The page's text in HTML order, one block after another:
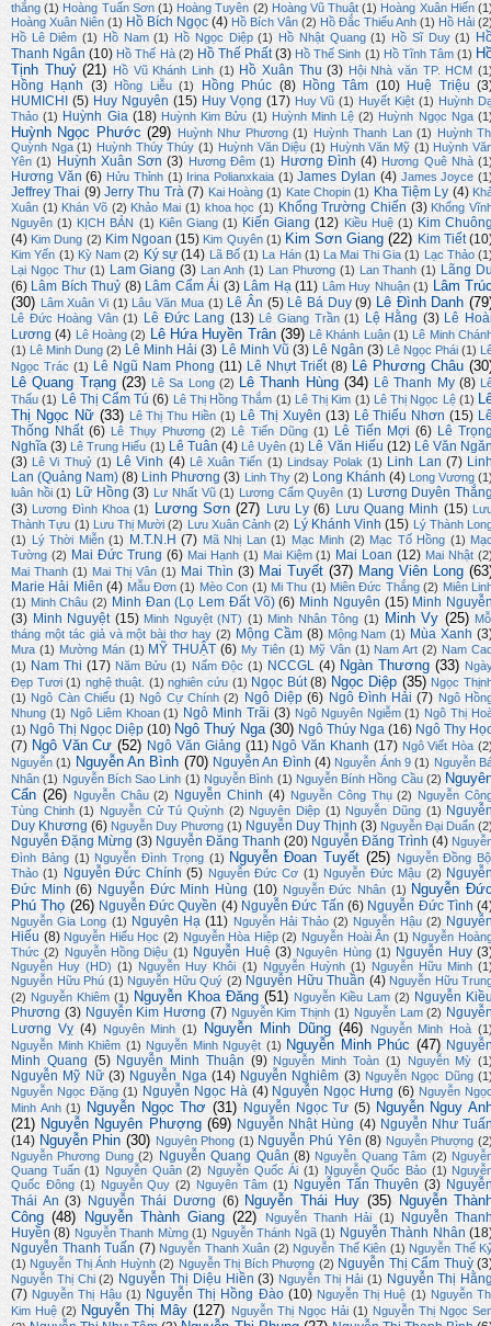
thắng (1) Hoàng Tuấn Sơn (1) Hoàng Tuyên (2) Hoàng Vũ Thuật (1) Hoàng Xuân Hiến
Hoàng Xuân Niên (1) Hồ Bích Ngọc (4) Hồ Bích Vân (2) Hồ Đắc Thiếu Anh (1) Hồ Hải
Hồ Lê Diêm (1) Hồ Nam (1) Hồ Ngọc Diệp (1) Hồ Nhật Quang (1) Hồ Sĩ Duy (1)
Thanh Ngân (10) Hồ Thế Hà (2) Hồ Thế Phất (3) Hồ Thế Sinh (1) Hồ Tĩnh Tâm (1)
Tịnh Thuỷ (21) Hồ Vũ Khánh Linh (1) Hồ Xuân Thu (3) Hội Nhà văn TP. HCM
Hồng Hạnh (3) Hồng Liễu (1) Hồng Phúc (8) Hồng Tâm (10) Huệ Triệu
HUMICHI
(5) Huy Nguyên (15) Huy Vọng (17) Huy Vũ (1) Huyết Kiệt (1) Huỳnh
Thảo (1) Huỳnh Gia (18) Huỳnh Kim Bửu (1) Huỳnh Minh Lệ (2) Huỳnh Ngọc Nga
Huỳnh Ngọc Phước (29) Huỳnh Như Phương (1) Huỳnh Thanh Lan (1)
Huỳnh
Quỳnh Nga (1) Huỳnh Thúy Thúy (1) Huỳnh Văn Diệu (1) Huỳnh Văn Mỹ (1) Huỳnh
Yên (1) Huỳnh Xuân Sơn (3) Hương Đêm (1) Hương Đình (4) Hương Quê Nhà
Hương Văn (6) Hửu Thỉnh (1) Irina Polianxkaia (1) James Dylan (4) James Joyce
Jeffrey Thai (9) Jerry Thu Trà (7) Kai Hoàng (1) Kate Chopin (1) Kha Tiệm Ly (4)
Xuân (1) Khán Võ (2) Khảo Mai (1) khoa học (1) Khổng Trường Chiến (3) Khổng
Nguyên (1) KỊCH BẢN (1) Kiên Giang (1) Kiến Giang (12) Kiều Huệ (1) Kim
(4) Kim Dung (2) Kim Ngoan (15) Kim Quyên (1) Kim Sơn Giang (22) Kim Tiết
Kim Yến (1) Kỳ Nam (2) Ký sự (14) Lã Bố (1) La Hán (1) La Mai Thi Gia (1) Lạc Thảo
Lại Ngọc Thư (1) Lam Giang (3) Lan Anh (1) Lan Phương (1) Lan Thanh (1) Lãng
(6) Lâm Bích Thuỷ (8) Lâm Cẩm Ái (3) Lâm Hạ (11) Lâm Huy Nhuận (1) Lâm
(30) Lâm Xuân Vi (1) Lâu Văn Mua (1) Lê Ân (5) Lê Bá Duy (9) Lê Đình Danh
Lê Đức Hoàng Vân (1) Lê Đức Lang (13) Lê Giang Trần (1) Lệ Hằng (3) Lê
Lương (4) Lê Hoàng (2) Lê Hứa Huyền Trân (39) Lê Khánh Luận (1) Lê Minh
(1) Lê Minh Dung (2) Lê Minh Hải (3) Lê Minh Vũ (3) Lê Ngân (3) Lê Ngọc Phái (1)
Ngọc Trác (1) Lê Ngũ Nam Phong (11) Lê Nhựt Triết (8) Lê Phương Châu
Lê Quang Trạng (23) Lê Sa Long (2) Lê Thanh Hùng (34) Lê Thanh My (8)
Thấu (1) Lê Thị Cẩm Tú (6) Lê Thị Hồng Thắm (1) Lê Thị Kim (1) Lê Thị Ngọc Lệ (1)
Thị Ngọc Nữ (33) Lê Thị Thu Hiền (1) Lê Thị Xuyên (13) Lê Thiếu Nhơn (15)
Thống Nhất (6) Lê Thụy Phương (2) Lê Tiến Dũng (1) Lê Tiến Mợi (6) Lê
Nghĩa (3) Lê Trung Hiếu (1) Lê Tuân (4) Lê Uyên (1) Lê Văn Hiếu (12) Lê Văn
(3) Lê Vi Thuỷ (1) Lê Vinh (4) Lê Xuân Tiến (1) Lindsay Polak (1) Linh Lan (7)
Lan (Quảng Nam) (8) Linh Phương (3) Linh Thy (2) Long Khánh (4) Long Vương
luân hồi (1) Lữ Hồng (3) Lư Nhất Vũ (1) Lương Cẩm Quyên (1) Lương Duyên
(3) Lương Đình Khoa (1) Lương Sơn (27) Lưu Ly (6) Lưu Quang Minh (15)
Thành Tựu (1) Lưu Thị Mười (2) Lưu Xuân Cảnh (2) Lý Khánh Vinh (15) Lý Thành
(1)
Lý Thời Miễn (1) M.T.N.H (7) Mã Nhị Lan (1) Mạc Minh (2) Mạc Tố Hồng (1)
Tường (2) Mai Đức Trung (6) Mai Hạnh (1) Mai Kiệm (1) Mai Loan (12) Mai Nhật
Mai Thanh (1) Mai Thị Vân (1) Mai Thìn (3) Mai Tuyết (37) Mang Viên Long
Marie Hải Miên (4) Mẫu Đơn (1) Mèo Con (1) Mi Thu (1) Miên Đức Thắng (2) Miên
(1) Minh Châu (2) Minh Đan (Lọ Lem Đất Võ) (6) Minh Nguyên (15) Minh
(3) Minh Nguyệt (15) Minh Nguyệt (NT) (1) Minh Nhân Tông (1) Minh Vy (25)
tháng một tác giả và một bài thơ hay (2) Mộng Cầm (8) Mộng Nam (1) Mùa Xanh
Mưa (1) Mường Mán (1) MỸ THUẬT (6) My Tiên (1) Mỹ Vân (1) Nam Art (2) Nam
(1) Nam Thi (17) Năm Bửu (1) Nấm Độc (1) NCCGL (4) Ngàn Thương (33)
Đẹp Tươi (1) nghệ thuật. (1) nghiên cứu (1) Ngọc Bút (8) Ngọc Diệp (35) Ngọc
(1) Ngô Càn Chiểu (1) Ngô Cự Chính (2) Ngô Diệp (6) Ngô Đình Hải (7) Ngô
Nhung (1) Ngô Liêm Khoan (1) Ngô Minh Trãi (3) Ngô Nguyên Ngiễm (1) Ngô Thị
(1) Ngô Thị Ngọc Diệp (10) Ngô Thuý Nga (30) Ngô Thúy Nga (16) Ngô Thy
(7) Ngô Văn Cư (52) Ngô Văn Giảng (11) Ngô Văn Khanh (17) Ngô Viết Hòa
Nguyễn (1) Nguyễn An Bình (70) Nguyễn An Đình (4) Nguyễn Ánh 9 (1) Nguyễn
Nhân (1) Nguyễn Bích Sao Linh (1) Nguyễn Bình (1) Nguyễn Bính Hồng Cầu (2)
Cẩn (26) Nguyễn Châu (2) Nguyễn Chinh (4) Nguyễn Công Thụ (2) Nguyễn
Tùng Chinh (1) Nguyễn Cử Tú Quỳnh (2) Nguyên Diệp (1) Nguyễn Dũng (1)
Duy Khương (6) Nguyễn Duy Phương (1) Nguyễn Duy Thịnh (3) Nguyễn Đại Duẩn
Nguyễn Đặng Mừng (3) Nguyễn Đăng Thanh (20) Nguyễn Đăng Trình (4)
Đình Bảng (1) Nguyễn Đình Trọng (1) Nguyễn Đoan Tuyết (25)
Nguyễn Đồng
Thảo (1) Nguyễn Đức Chính (5) Nguyễn Đức Cơ (1) Nguyễn Đức Mậu (2)
Đức Minh (6) Nguyễn Đức Minh Hùng (10) Nguyễn Đức Nhân (1) Nguyễn
Phú Thọ (26) Nguyễn Đức Quyền (4) Nguyễn Đức Tấn (6) Nguyễn Đức Tình
Nguyễn Gia Long (1) Nguyên Hạ (11) Nguyễn Hải Thảo (2) Nguyễn Hậu (2)
Hiếu (8) Nguyễn Hiếu Học (2) Nguyễn Hòa Hiệp (2) Nguyễn Hoài Ân (1) Nguyễn
Thức (2) Nguyễn Hồng Diệu (1) Nguyễn Huệ (3) Nguyên Hùng (1) Nguyễn Huy
Nguyễn Huy (HD) (1) Nguyễn Huy Khôi (1) Nguyễn Huỳnh (1) Nguyễn Hữu Minh
Nguyễn Hữu Phú (1) Nguyễn Hữu Quý (2) Nguyễn Hữu Thuần (4) Nguyễn Hữu
(2) Nguyễn Khiêm (1) Nguyễn Khoa Đăng (51) Nguyễn Kiều Lam (2) Nguyễn
Phương (3) Nguyễn Kim Hương (7) Nguyễn Kim Thịnh (1) Nguyễn Lam (2)
Lương Vỵ (4) Nguyên Minh (1) Nguyễn Minh Dũng (46) Nguyễn Minh Hoà
Nguyễn Minh Khiêm (1) Nguyễn Minh Nguyệt (1) Nguyễn Minh Phúc (47)
Minh Quang (5) Nguyễn Minh Thuận (9) Nguyễn Minh Toàn (1) Nguyễn Mỳ
Nguyễn Mỹ Nữ (3) Nguyễn Nga (14) Nguyễn Nghiêm (3) Nguyễn Ngọc Dũng
Nguyễn Ngọc Đặng (1) Nguyễn Ngọc Hà (4) Nguyễn Ngọc Hưng (6) Nguyễn
Minh Anh (1) Nguyễn Ngọc Thơ (31) Nguyễn Ngọc Tư (5) Nguyễn Nguy
(21) Nguyễn Nguyên Phượng (69) Nguyễn Nhật Hùng (4) Nguyễn Như
(14) Nguyễn Phin (30) Nguyên Phong (1) Nguyễn Phú Yên (8) Nguyễn Phượng
Nguyễn Phương Dung (2) Nguyễn Quang Quân (8) Nguyễn Quang Tâm (2)
Quang Tuấn (1) Nguyễn Quân (2) Nguyễn Quốc Ái (1) Nguyễn Quốc Bảo (1)
Quốc Đông (1) Nguyễn Quy (2) Nguyên Tâm (1) Nguyễn Tấn Thuyên (3)
Thái An (3) Nguyễn Thái Dương (6) Nguyễn Thái Huy (35)
Nguyễn
Công (48) Nguyễn Thành Giang (22) Nguyễn Thanh Hải (1)
Nguyễn
Huyền (8) Nguyễn Thanh Mừng (1) Nguyễn Thánh Ngã (1) Nguyễn Thành Nhân
Nguyễn Thanh Tuấn (7) Nguyễn Thanh Xuân (2) Nguyễn Thế Kiên (1) Nguyễn Thế
(1) Nguyễn Thị Ánh Huỳnh (2) Nguyễn Thị Bích Phượng (2) Nguyễn Thị Cẩm Thuỳ
Nguyễn Thị Chi (2) Nguyễn Thị Diệu Hiền (3) Nguyễn Thị Hải (1) Nguyễn Thị
(7) Nguyễn Thị Hậu (1) Nguyễn Thị Hồng Đào (10) Nguyễn Thị Huệ (1) Nguyễn
Kim Huệ (2) Nguyễn Thị Mây (127) Nguyễn Thị Ngọc Hải (1) Nguyễn Thị Ngọc